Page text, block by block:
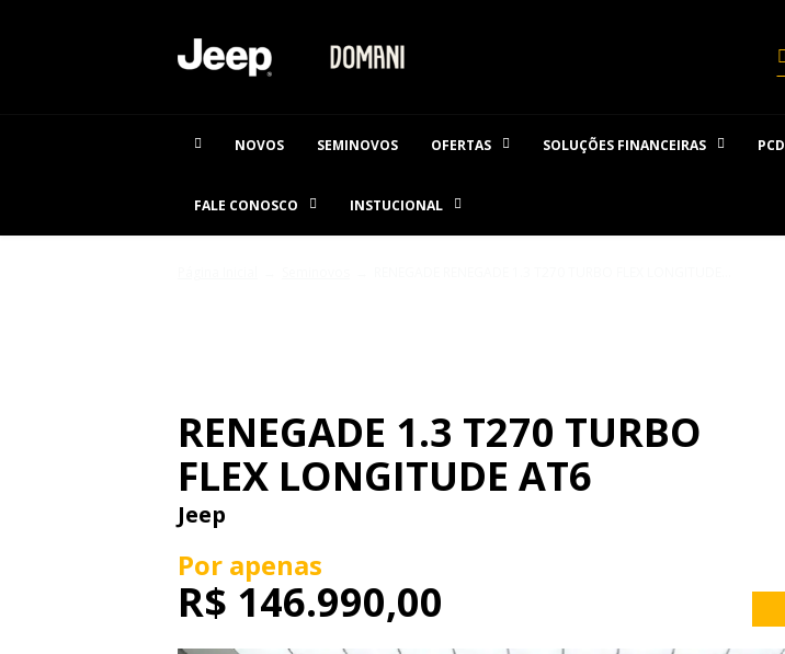
NOVOS SEMINOVOS OFERTAS SOLUÇÕES FINANCEIRAS PCD
FALE CONOSCO INSTUCIONAL
RENEGADE 1.3 T270 TURBO
FLEX LONGITUDE AT6
Jeep
Por apenas
R$ 146.990,00